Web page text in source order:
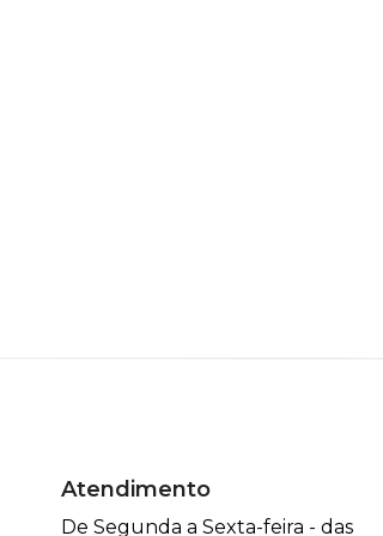
Atendimento
De Segunda a Sexta-feira - das